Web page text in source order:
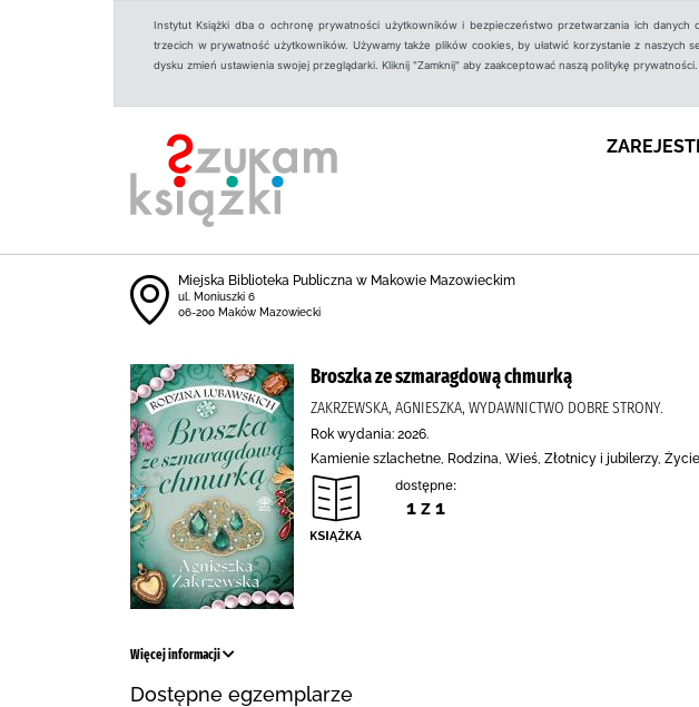
Instytut Książki dba o ochronę prywatności użytkowników i bezpieczeństwo przetwarzania ich
trzecich w prywatność użytkowników. Używamy także plików cookies, by ułatwić korzystanie z
dysku zmień ustawienia swojej przeglądarki. Kliknij "Zamknij" aby zaakceptować naszą politykę prywatności.
Miejska Biblioteka Publiczna w Makowie Mazowieckim
ul. Moniuszki 6
06-200 Maków Mazowiecki
Broszka ze szmaragdową chmurką
ZAKRZEWSKA, AGNIESZKA, WYDAWNICTWO DOBRE STRONY.
Rok wydania: 2026.
Kamienie szlachetne, Rodzina, Wieś, Złotnicy i jubilerzy,
dostępne:
1 z 1
Więcej informacji
Dostępne egzemplarze